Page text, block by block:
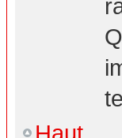
Haut